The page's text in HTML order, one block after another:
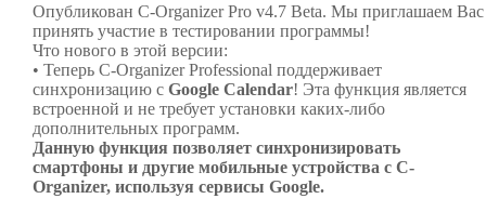
Опубликован C-Organizer Pro v4.7 Beta. Мы приглашаем Вас
принять участие в тестировании программы!
Что нового в этой версии:
• Теперь C-Organizer Professional поддерживает
синхронизацию с Google Calendar! Эта функция является
встроенной и не требует установки каких-либо
дополнительных программ.
Данную функция позволяет синхронизировать
смартфоны и другие мобильные устройства с C-
Organizer, используя сервисы Google.